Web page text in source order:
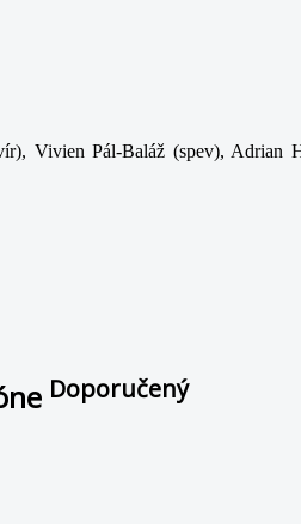
Vivien Pál-Baláž (spev), Adrian
Doporučený